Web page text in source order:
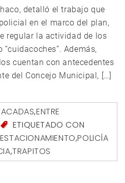
detalló el trabajo que
en el marco del plan,
regular la actividad de los
Además,
cuentan con antecedentes
del Concejo Municipal, […]
,ENTRE
ETIQUETADO CON
ESTACIONAMIENTO,POLICÍA
,TRAPITOS